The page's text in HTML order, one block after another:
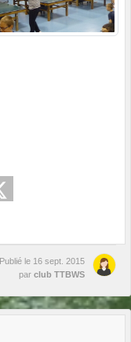
Publié le 16 sept. 2015
par club TTBWS